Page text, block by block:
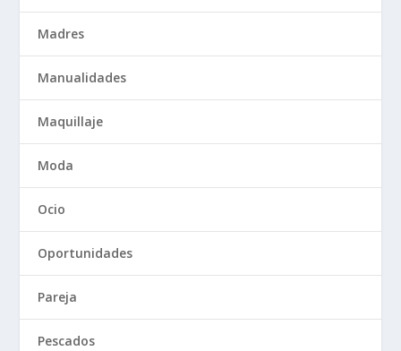
Madres
Manualidades
Maquillaje
Moda
Ocio
Oportunidades
Pareja
Pescados